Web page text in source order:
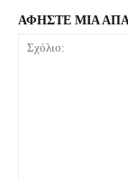
ΑΦΗΣΤΕ ΜΙΑ